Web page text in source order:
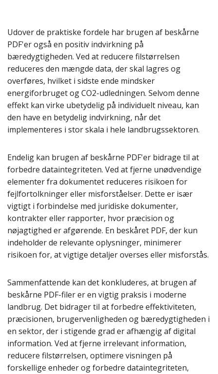
Udover de praktiske fordele har brugen af beskårne
PDF'er også en positiv indvirkning på
bæredygtigheden. Ved at reducere filstørrelsen
reduceres den mængde data, der skal lagres og
overføres, hvilket i sidste ende mindsker
energiforbruget og CO2-udledningen. Selvom denne
effekt kan virke ubetydelig på individuelt niveau, kan
den have en betydelig indvirkning, når det
implementeres i stor skala i hele landbrugssektoren.
Endelig kan brugen af beskårne PDF'er bidrage til at
forbedre dataintegriteten. Ved at fjerne unødvendige
elementer fra dokumentet reduceres risikoen for
fejlfortolkninger eller misforståelser. Dette er især
vigtigt i forbindelse med juridiske dokumenter,
kontrakter eller rapporter, hvor præcision og
nøjagtighed er afgørende. En beskåret PDF, der kun
indeholder de relevante oplysninger, minimerer
risikoen for, at vigtige detaljer overses eller misforstås.
Sammenfattende kan det konkluderes, at brugen af
beskårne PDF-filer er en vigtig praksis i moderne
landbrug. Det bidrager til at forbedre effektiviteten,
præcisionen, brugervenligheden og bæredygtigheden i
en sektor, der i stigende grad er afhængig af digital
information. Ved at fjerne irrelevant information,
reducere filstørrelsen, optimere visningen på
forskellige enheder og forbedre dataintegriteten,